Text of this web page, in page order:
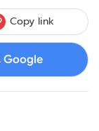
Copy link
Google